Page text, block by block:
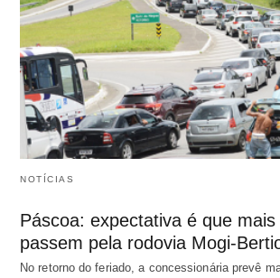
NOTÍCIAS
Páscoa: expectativa é que mais
passem pela rodovia Mogi-
No retorno do feriado, a concessionária prevê